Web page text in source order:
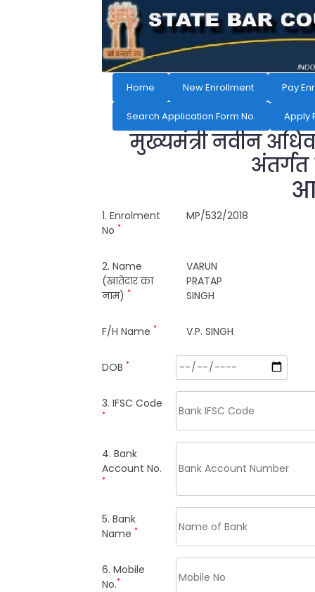
Home New Enrollment Pay
Search Application Form No. Apply
मुख्यमंत्री नवीन
अंतर्गत
1. Enrolment
No *
MP/532/2018
2. Name
(खातेदार का
नाम) *
VARUN
PRATAP
SINGH
F/H Name * V.P. SINGH
DOB *
3. IFSC Code
*
4. Bank
Account No.
*
5. Bank
Name *
6. Mobile
No.*